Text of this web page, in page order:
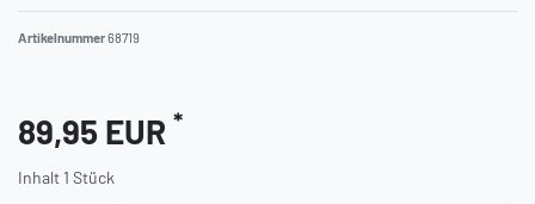
Artikelnummer68719
89,95 EUR *
Inhalt 1 Stück